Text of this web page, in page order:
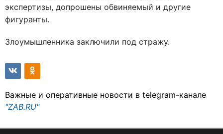
экспертизы, допрошены обвиняемый и другие
фигуранты.
Злоумышленника заключили под стражу.
Важные и оперативные новости в telegram-канале
"ZAB.RU"